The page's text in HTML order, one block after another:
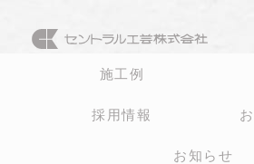
施工例
採用情報
お知らせ